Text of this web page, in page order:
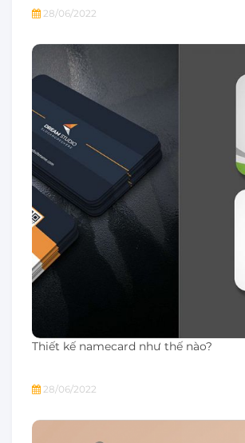
28/06/2022
Thiết kế namecard như thế nào?
28/06/2022